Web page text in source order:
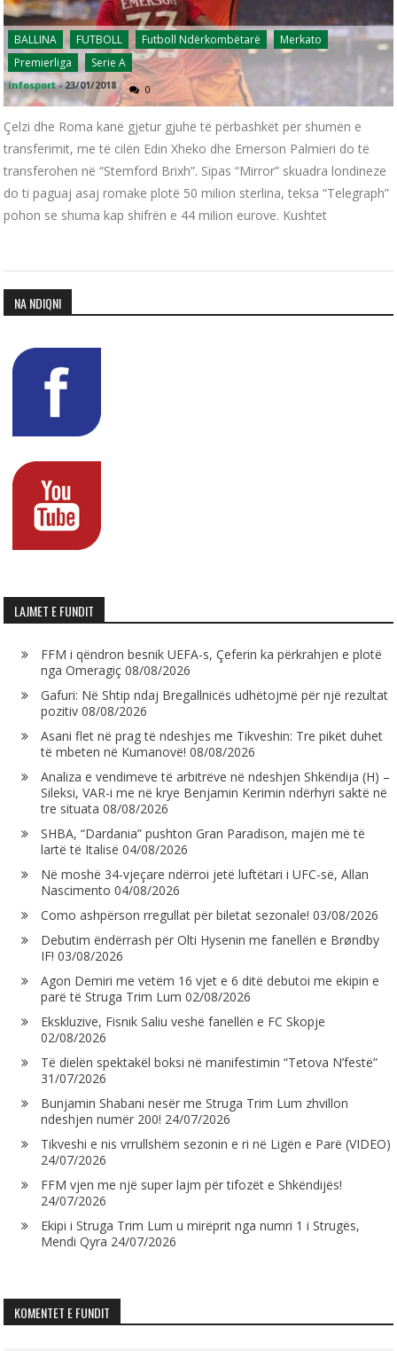
BALLINA FUTBOLL Futboll Ndërkombëtarë
Merkato
Premierliga
Serie A
infosport -23/01/2018 0
Çelzi dhe Roma kanë gjetur gjuhë të përbashkët për shumën e
transferimit, me të cilën Edin Xheko dhe Emerson Palmieri do të
transferohen në “Stemford Brixh”. Sipas “Mirror” skuadra londineze
do ti paguaj asaj romake plotë 50 milion sterlina, teksa “Telegraph”
pohon se shuma kap shifrën e 44 milion eurove. Kushtet
NA NDIQNI
LAJMET E FUNDIT
FFM i qëndron besnik UEFA-s, Çeferin ka përkrahjen e plotë
nga Omeragiç 08/08/2026
Gafuri: Në Shtip ndaj Bregallnicës udhëtojmë për një rezultat
pozitiv 08/08/2026
Asani flet në prag të ndeshjes me Tikveshin: Tre pikët duhet
të mbeten në Kumanovë! 08/08/2026
Analiza e vendimeve të arbitrëve në ndeshjen Shkëndija (H) –
Sileksi, VAR-i me në krye Benjamin Kerimin ndërhyri saktë në
tre situata 08/08/2026
SHBA, “Dardania” pushton Gran Paradison, majën më të
lartë të Italisë 04/08/2026
Në moshë 34-vjeçare ndërroi jetë luftëtari i UFC-së, Allan
Nascimento 04/08/2026
Como ashpërson rregullat për biletat sezonale! 03/08/2026
Debutim ëndërrash për Olti Hysenin me fanellën e Brøndby
IF! 03/08/2026
Agon Demiri me vetëm 16 vjet e 6 ditë debutoi me ekipin e
parë të Struga Trim Lum 02/08/2026
Ekskluzive, Fisnik Saliu veshë fanellën e FC Skopje
02/08/2026
Të dielën spektakël boksi në manifestimin “Tetova N’festë”
31/07/2026
Bunjamin Shabani nesër me Struga Trim Lum zhvillon
ndeshjen numër 200! 24/07/2026
Tikveshi e nis vrrullshëm sezonin e ri në Ligën e Parë (VIDEO)
24/07/2026
FFM vjen me një super lajm për tifozët e Shkëndijës!
24/07/2026
Ekipi i Struga Trim Lum u mirëprit nga numri 1 i Strugës,
Mendi Qyra 24/07/2026
KOMENTET E FUNDIT